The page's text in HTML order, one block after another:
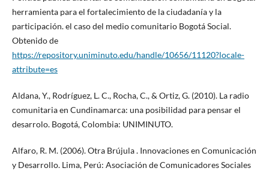
herramienta para el fortalecimiento de la ciudadanía y la
participación. el caso del medio comunitario Bogotá Social.
Obtenido de
https://repository.uniminuto.edu/handle/10656/11120?locale-
attribute=es
Aldana, Y., Rodríguez, L. C., Rocha, C., & Ortiz, G. (2010). La radio
comunitaria en Cundinamarca: una posibilidad para pensar el
desarrolo. Bogotá, Colombia: UNIMINUTO.
Alfaro, R. M. (2006). Otra Brújula . Innovaciones en Comunicación
y Desarrollo. Lima, Perú: Asociación de Comunicadores Sociales